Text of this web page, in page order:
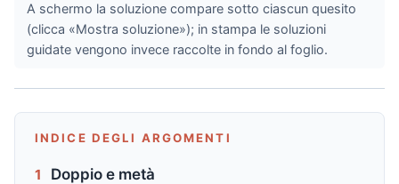
A schermo la soluzione compare sotto ciascun quesito
(clicca «Mostra soluzione»); in stampa le soluzioni
guidate vengono invece raccolte in fondo al foglio.
INDICE DEGLI ARGOMENTI
1 Doppio e metà